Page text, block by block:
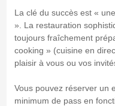
La clé du succès est «
». La restauration
toujours fraîchement
cooking » (cuisine en
plaisir à vous ou vos
Vous pouvez réserver un
minimum de pass en